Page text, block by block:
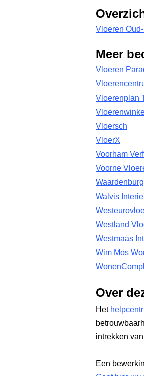
Vloeren
Meer
Vloeren
Vloerenplan
Vloersch
VloerX
Voorham
Voorne
Walvis
Westland
Westmaas
Wim Mos
Over
Het
intrekken
Een